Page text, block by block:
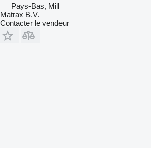
Pays-Bas, Mill
Matrax B.V.
Contacter le vendeur